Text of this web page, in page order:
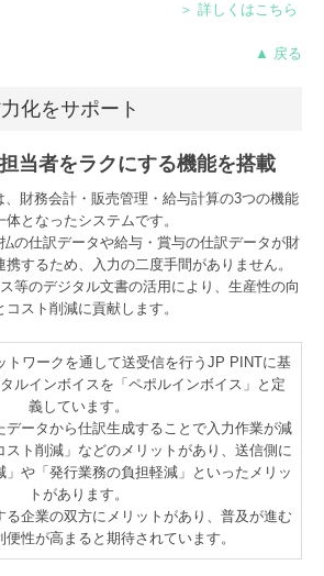
＞ 詳しくはこちら
▲ 戻る
化をサポート
当者をラクにする機能を搭載
、財務会計・販売管理・給与計算の3つの機能
体となったシステムです。
の仕訳データや給与・賞与の仕訳データが財
するため、入力の二度手間がありません。
等のデジタル文書の活用により、生産性の向
コスト削減に貢献します。
トワークを通して送受信を行うJP PINTに基
ルインボイスを「ペポルインボイス」と定
義しています。
データから仕訳生成することで入力作業が減
スト削減」などのメリットがあり、送信側に
」や「発行業務の負担軽減」といったメリッ
トがあります。
る企業の双方にメリットがあり、普及が進む
便性が高まると期待されています。